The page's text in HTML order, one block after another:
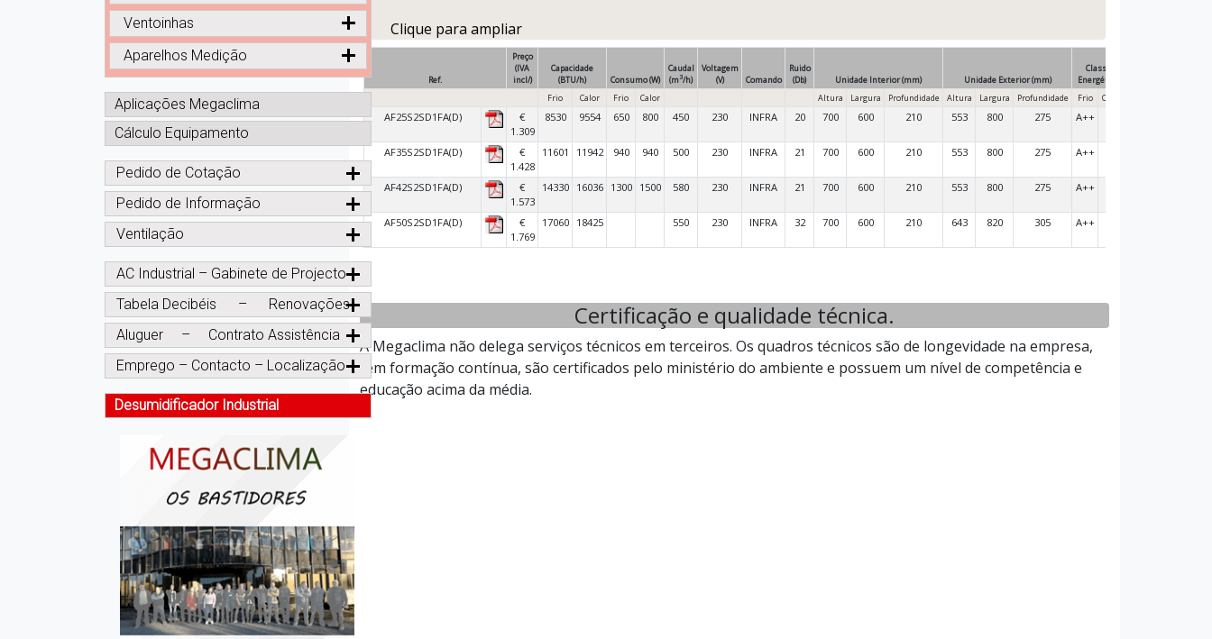
Ventoinhas
Aparelhos Medição
Aplicações Megaclima
Cálculo Equipamento
Pedido de Cotação
Pedido de Informação
Ventilação
AC Industrial – Gabinete de Projecto
Tabela Decibéis – Renovações
Aluguer – Contrato Assistência
Emprego – Contacto – Localização
Desumidificador Industrial
Clique para ampliar
Ref.
Preço
(IVA
incl/)
Capacidade
(BTU/h)
Consumo (W)
Caudal
(m3/h)
Voltagem
(V)
Comando
Ruido
(Db)
Unidade Interior (mm) Unidade Exterior (mm)
Classe
Energética
Frio
Calor Frio Calor Altura Largura Profundidade Altura Largura Profundidade Frio Calor
AF25S2SD1FA(D)
€
1.309
8530 9554 650 800 450 230 INFRA 20 700 600 210 553 800 275 A++
AF35S2SD1FA(D)
€
1.428
11601 11942 940 940 500 230 INFRA 21 700 600 210 553 800 275 A++
AF42S2SD1FA(D)
€
1.573
14330 16036 1300 1500 580 230 INFRA 21 700 600 210 553 800 275 A++
AF50S2SD1FA(D)
€
1.769
17060 18425 550 230 INFRA 32 700 600 210 643 820 305 A++
Certificação e qualidade técnica.
A Megaclima não delega serviços técnicos em terceiros. Os quadros técnicos são de longevidade na empresa,
têm formação contínua, são certificados pelo ministério do ambiente e possuem um nível de competência e
educação acima da média.